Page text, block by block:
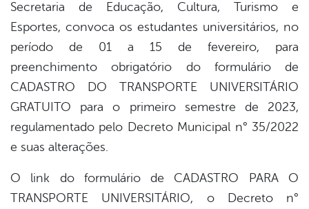
Secretaria de Educação, Cultura, Turismo e
Esportes, convoca os estudantes universitários, no
período de 01 a 15 de fevereiro, para
preenchimento obrigatório do formulário de
CADASTRO DO TRANSPORTE UNIVERSITÁRIO
GRATUITO para o primeiro semestre de 2023,
regulamentado pelo Decreto Municipal n° 35/2022
e suas alterações.
O link do formulário de CADASTRO PARA O
TRANSPORTE UNIVERSITÁRIO, o Decreto n°